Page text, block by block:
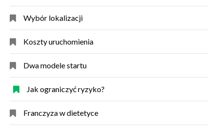
Wybór lokalizacji
Koszty uruchomienia
Dwa modele startu
Jak ograniczyć ryzyko?
Franczyza w dietetyce